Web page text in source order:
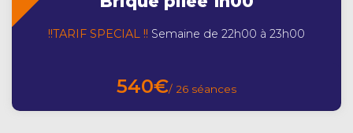
!!TARIF SPECIAL !! Semaine de 22h00 à 23h00
540€/ 26 séances